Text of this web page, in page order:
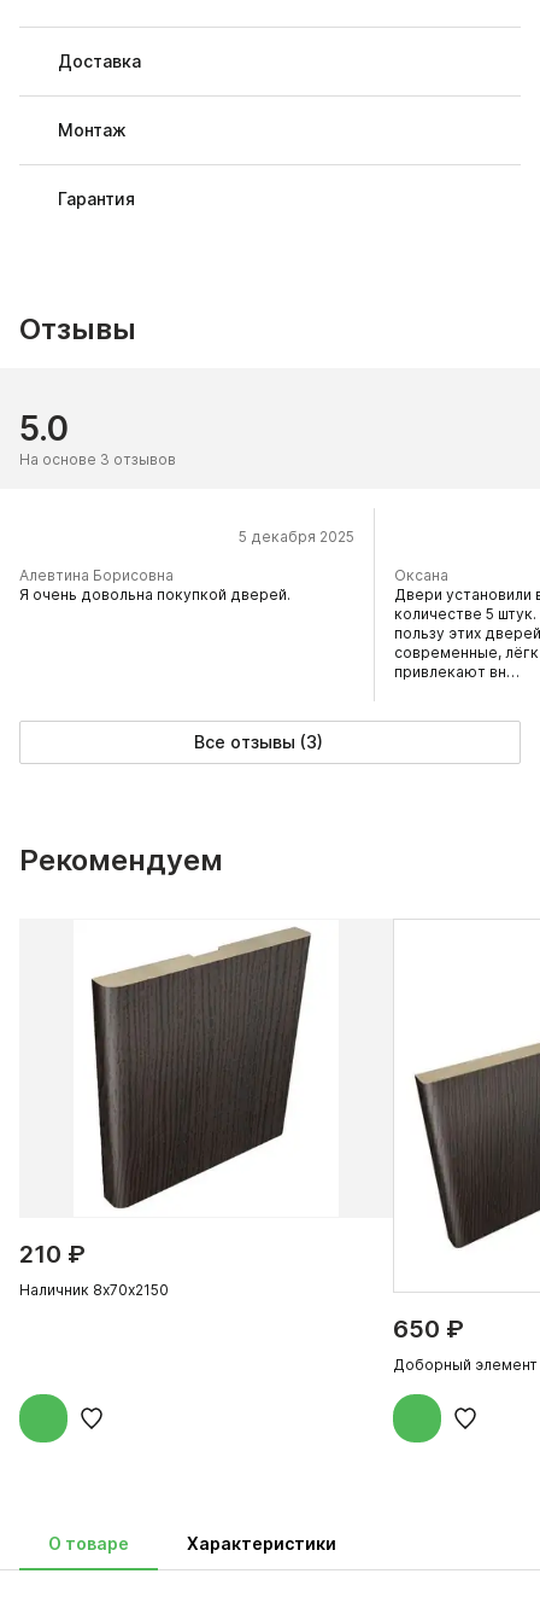
Доставка
Монтаж
Гарантия
Отзывы
5.0
На основе 3 отзывов
5 декабря 2025
Алевтина Борисовна
Я очень довольна покупкой дверей.
Оксана
Двери установили
количестве 5
пользу этих
современные,
привлекают вн…
Все отзывы (3)
Рекомендуем
210 ₽
Наличник 8х70х2150
650 ₽
Доборный элемент
О товаре Характеристики